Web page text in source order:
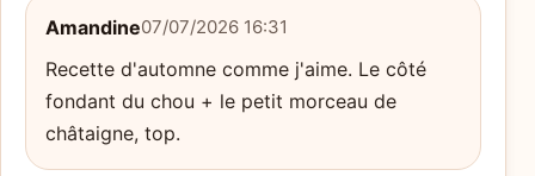
Amandine07/07/2026 16:31
Recette d'automne comme j'aime. Le côté
fondant du chou + le petit morceau de
châtaigne, top.